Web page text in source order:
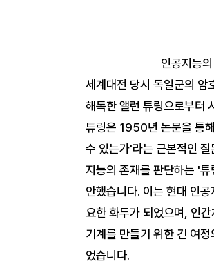
인공지능
세계대전 당시 독일군의 암
해독한 앨런 튜링으로부터
튜링은 1950년 논문을 통
수 있는가'라는 근본적인
지능의 존재를 판단하는 '튜
안했습니다. 이는 현대 인
요한 화두가 되었으며, 인
기계를 만들기 위한 긴 여정
었습니다.